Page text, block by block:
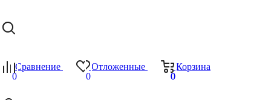
Сравнение
0
Отложенные
0
Корзина
0
0